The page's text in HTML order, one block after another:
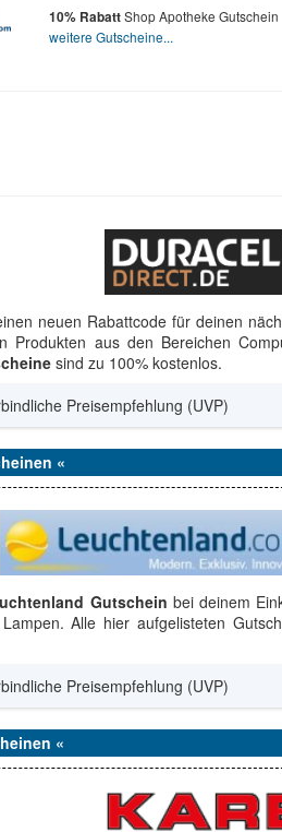
10% RabattShop Apotheke Gutschein
weitere Gutscheine...
neuen Rabattcode für deinen
Produkten aus den Bereichen
sind zu 100% kostenlos.
Preisempfehlung (UVP)
«
Gutschein bei deinem
Alle hier aufgelisteten
Preisempfehlung (UVP)
«